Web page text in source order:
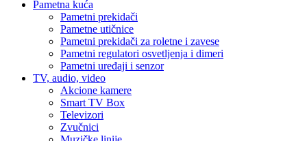
Pametna kuća
Pametni prekidači
Pametne utičnice
Pametni prekidači za roletne i zavese
Pametni regulatori osvetljenja i dimeri
Pametni uređaji i senzor
TV, audio, video
Akcione kamere
Smart TV Box
Televizori
Zvučnici